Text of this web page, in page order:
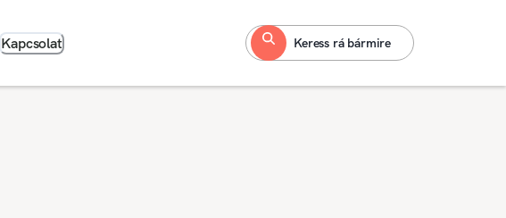
Kapcsolat Keress rá bármire